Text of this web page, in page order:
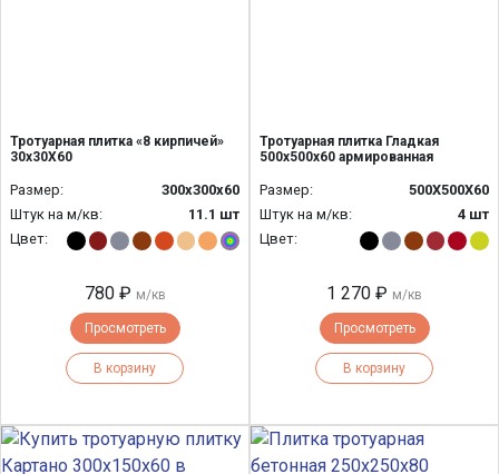
Тротуарная плитка «8 кирпичей»
30х30Х60
Размер:
300x300x60
Штук на м/кв:
11.1 шт
Цвет:
780 ₽ м/кв
Просмотреть
В корзину
Тротуарная плитка Гладкая
500х500х60 армированная
Размер:
500Х500Х60
Штук на м/кв:
4 шт
Цвет:
1 270 ₽ м/кв
Просмотреть
В корзину